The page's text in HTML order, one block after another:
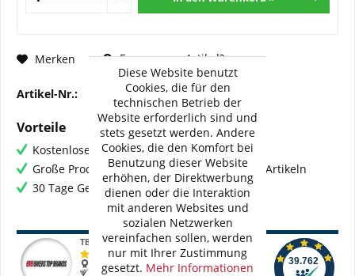
Merken Fragen zum Artikel?
Artikel-Nr.: BMC-FM-174-07
Vorteile
Kostenloser Versand ab € 60,- Bestellwert
Große Produktauswahl mit mehr als 80.000 Artikeln
30 Tage Geld-Zurück-Garantie
Diese Website benutzt
Cookies, die für den
technischen Betrieb der
Website erforderlich sind und
stets gesetzt werden. Andere
Cookies, die den Komfort bei
Benutzung dieser Website
erhöhen, der Direktwerbung
dienen oder die Interaktion
mit anderen Websites und
sozialen Netzwerken
vereinfachen sollen, werden
nur mit Ihrer Zustimmung
gesetzt. Mehr Informationen